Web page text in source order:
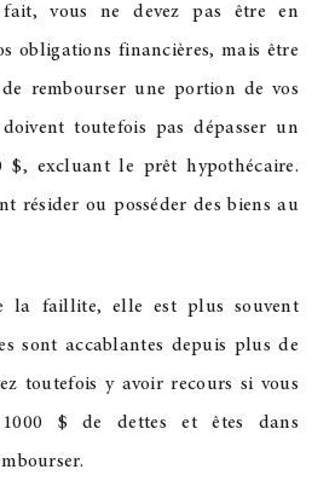
fait, vous ne devez pas être en
obligations financières, mais être
rembourser une portion de vos
toutefois pas dépasser un
$, excluant le prêt hypothécaire.
résider ou posséder des biens au
la faillite, elle est plus souvent
sont accablantes depuis plus de
toutefois y avoir recours si vous
$ de dettes et êtes dans